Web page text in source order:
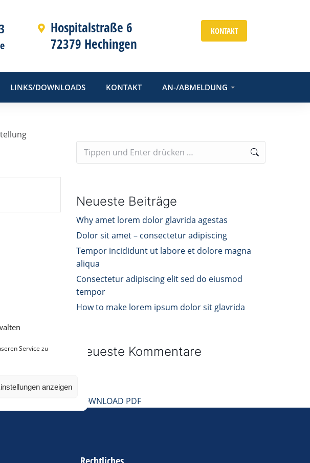
Service zu
anzeigen
Hospitalstraße 6
72379 Hechingen
KONTAKT
LINKS/DOWNLOADS KONTAKT AN-/ABMELDUNG
Neueste Beiträge
Why amet lorem dolor glavrida agestas
Dolor sit amet – consectetur adipiscing
Tempor incididunt ut labore et dolore magna
aliqua
Consectetur adipiscing elit sed do eiusmod
tempor
How to make lorem ipsum dolor sit glavrida
Neueste Kommentare
DOWNLOAD PDF